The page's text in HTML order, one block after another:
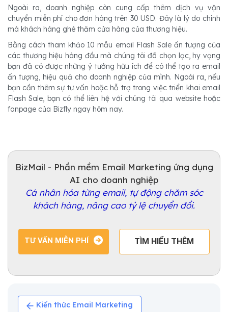
Ngoài ra, doanh nghiệp còn cung cấp thêm dịch vụ vận
chuyển miễn phí cho đơn hàng trên 30 USD. Đây là lý do chính
mà khách hàng ghé thăm cửa hàng của thương hiệu.
Bằng cách tham khảo 10 mẫu email Flash Sale ấn tượng của
các thương hiệu hàng đầu mà chúng tôi đã chọn lọc, hy vọng
bạn đã có được những ý tưởng hữu ích để có thể tạo ra email
ấn tượng, hiệu quả cho doanh nghiệp của mình. Ngoài ra, nếu
bạn cần thêm sự tư vấn hoặc hỗ trợ trong việc triển khai email
Flash Sale, bạn có thể liên hệ với chúng tôi qua website hoặc
fanpage của Bizfly ngay hôm nay.
BizMail - Phần mềm Email Marketing ứng dụng
AI cho doanh nghiệp
Cá nhân hóa từng email, tự động chăm sóc
khách hàng, nâng cao tỷ lệ chuyển đổi.
TƯ VẤN MIỄN PHÍ TÌM HIỂU THÊM
Kiến thức Email Marketing